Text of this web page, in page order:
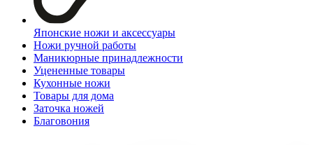
Японские ножи и аксессуары
Ножи ручной работы
Маникюрные принадлежности
Уцененные товары
Кухонные ножи
Товары для дома
Заточка ножей
Благовония